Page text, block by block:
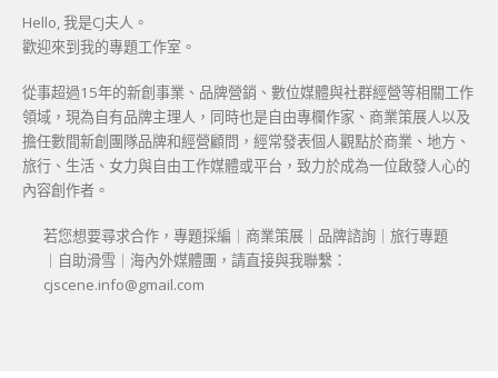
Hello, 我是CJ夫人。
歡迎來到我的專題工作室。
從事超過15年的新創事業、品牌營銷、數位媒體與社群經營等相關工作
領域，現為自有品牌主理人，同時也是自由專欄作家、商業策展人以及
擔任數間新創團隊品牌和經營顧問，經常發表個人觀點於商業、地方、
旅行、生活、女力與自由工作媒體或平台，致力於成為一位啟發人心的
內容創作者。
若您想要尋求合作，專題採編｜商業策展｜品牌諮詢｜旅行專題
｜自助滑雪｜海內外媒體團，請直接與我聯繫：
cjscene.info@gmail.com